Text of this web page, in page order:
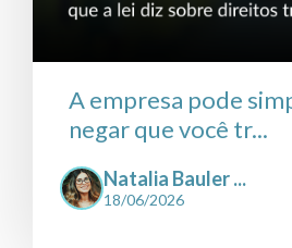
A empresa pode
negar que você tr...
Natalia Bauler ...
18/06/2026